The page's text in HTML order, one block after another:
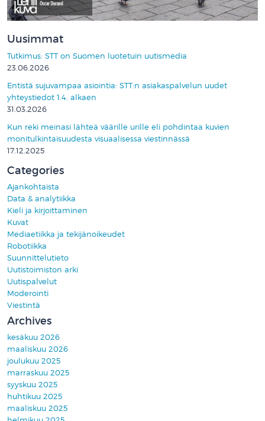
Uusimmat
Tutkimus: STT on Suomen luotetuin uutismedia
23.06.2026
Entistä sujuvampaa asiointia: STT:n asiakaspalvelun uudet
yhteystiedot 1.4. alkaen
31.03.2026
Kun reki meinasi lähteä väärille urille eli pohdintaa kuvien
monitulkintaisuudesta visuaalisessa viestinnässä
17.12.2025
Categories
Ajankohtaista
Data & analytiikka
Kieli ja kirjoittaminen
Kuvat
Mediaetiikka ja tekijänoikeudet
Robotiikka
Suunnittelutieto
Uutistoimiston arki
Uutispalvelut
Moderointi
Viestintä
Archives
kesäkuu 2026
maaliskuu 2026
joulukuu 2025
marraskuu 2025
syyskuu 2025
huhtikuu 2025
maaliskuu 2025